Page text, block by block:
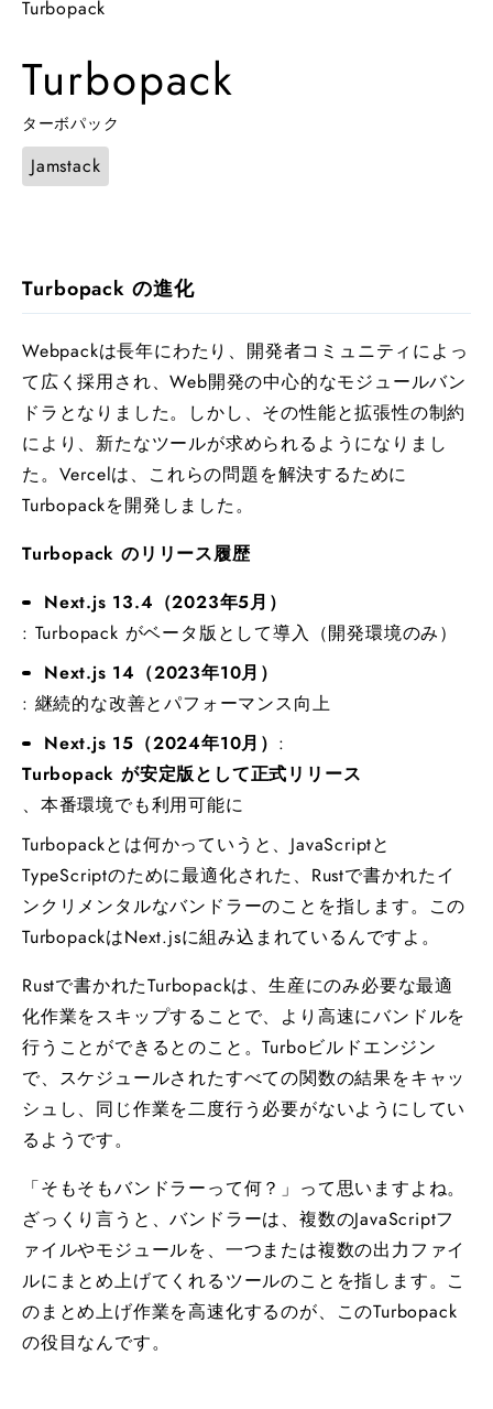
Turbopack
Turbopack
ターボパック
Jamstack
Turbopack の進化
Webpackは長年にわたり、開発者コミュニティによっ
て広く採用され、Web開発の中心的なモジュールバン
ドラとなりました。しかし、その性能と拡張性の制約
により、新たなツールが求められるようになりまし
た。Vercelは、これらの問題を解決するために
Turbopackを開発しました。
Turbopack のリリース履歴
Next.js 13.4（2023年5月）
: Turbopack がベータ版として導入（開発環境のみ）
Next.js 14（2023年10月）
: 継続的な改善とパフォーマンス向上
Next.js 15（2024年10月） :
Turbopack が安定版として正式リリース
、本番環境でも利用可能に
Turbopackとは何かっていうと、JavaScriptと
TypeScriptのために最適化された、Rustで書かれたイ
ンクリメンタルなバンドラーのことを指します。この
TurbopackはNext.jsに組み込まれているんですよ。
Rustで書かれたTurbopackは、生産にのみ必要な最適
化作業をスキップすることで、より高速にバンドルを
行うことができるとのこと。Turboビルドエンジン
で、スケジュールされたすべての関数の結果をキャッ
シュし、同じ作業を二度行う必要がないようにしてい
るようです。
「そもそもバンドラーって何？」って思いますよね。
ざっくり言うと、バンドラーは、複数のJavaScriptフ
ァイルやモジュールを、一つまたは複数の出力ファイ
ルにまとめ上げてくれるツールのことを指します。こ
のまとめ上げ作業を高速化するのが、このTurbopack
の役目なんです。